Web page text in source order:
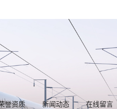
誉资质 新闻动态 在线留言